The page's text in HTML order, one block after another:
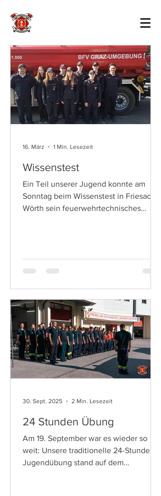
Wissenstest
Ein Teil unserer Jugend konnte am
Sonntag beim Wissenstest in Friesach-
Wörth sein feuerwehrtechnisches
Stufe Gold. Alle haben den Test mit
tollen Leistung und den erworbenen
Abzeichen. Wir sind stolz, einen so
motivierten Nachwuchs zu haben.
Fotos: BFV Gra
16. März 1 Min. Lesezeit
24 Stunden Übung
Am 19. September war es wieder so
weit: Unsere traditionelle 24-Stunden-
Jugendübung stand auf dem
30. Sept. 2025 2 Min. Lesezeit